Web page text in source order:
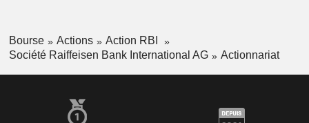
Bourse Actions
Action RBI
Société Raiffeisen Bank International AG
Actionnariat